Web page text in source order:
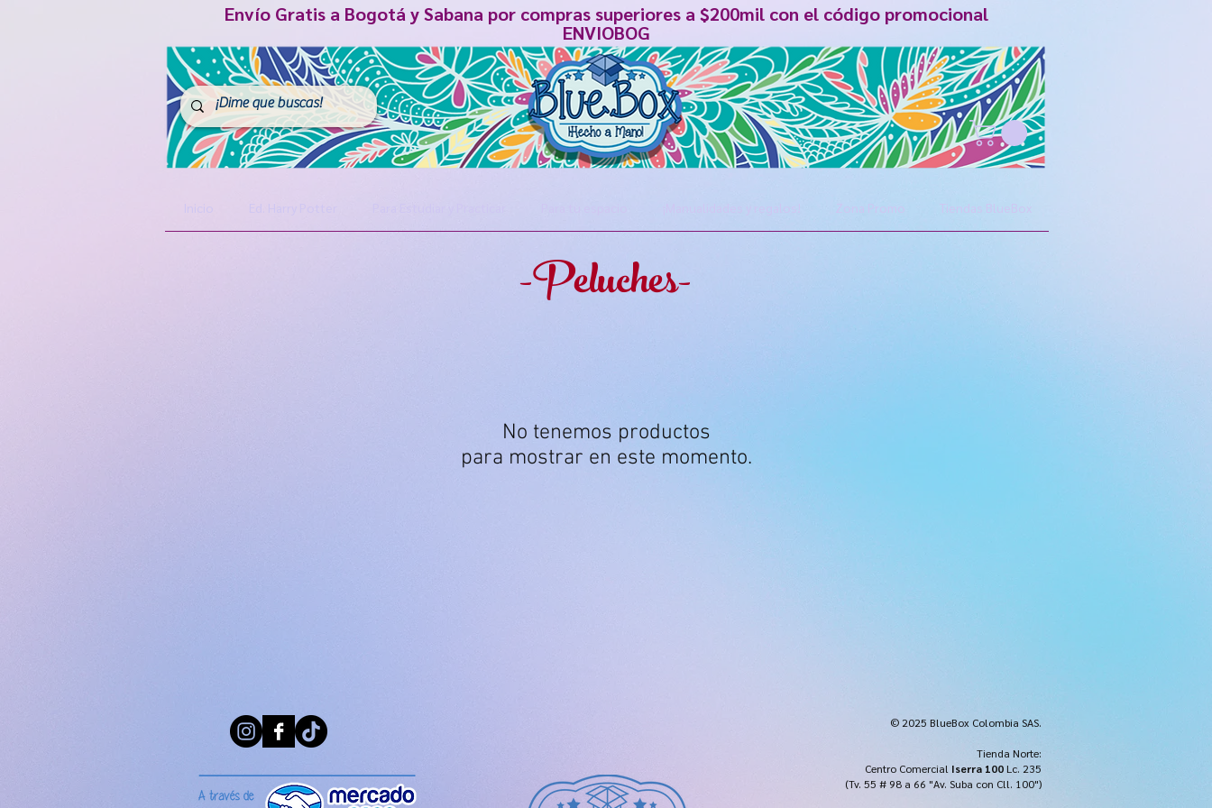
Envío Gratis a Bogotá y Sabana por compras superiores a $200mil con el código promocional
ENVIOBOG
Zona Promo Tiendas BlueBox
-Peluches-
No tenemos productos
para mostrar en este momento.
© 2025 BlueBox Colombia SAS.
Tienda Norte:
Centro Comercial Iserra 100Lc. 235
(Tv. 55 # 98 a 66 "Av. Suba con Cll. 100")